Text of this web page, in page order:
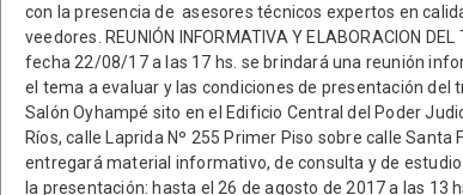
con la presencia de asesores técnicos expertos en
veedores. REUNIÓN INFORMATIVA Y ELABORACION
fecha 22/08/17 a las 17 hs. se brindará una reunión
el tema a evaluar y las condiciones de presentación del
Salón Oyhampé sito en el Edificio Central del Poder
Ríos, calle Laprida Nº 255 Primer Piso sobre calle Santa
entregará material informativo, de consulta y de
la presentación: hasta el 26 de agosto de 2017 a las 13